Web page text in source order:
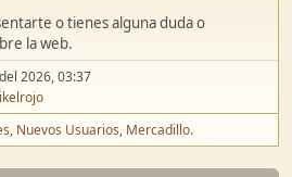
o tienes alguna duda o
la web.
2026, 03:37
Nuevos Usuarios Mercadillo.